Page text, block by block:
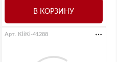
В КОРЗИНУ
Арт. KliKi-41288